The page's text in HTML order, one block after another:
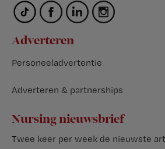
Adverteren
Personeeladvertentie
Adverteren & partnerships
Nursing nieuwsbrief
Twee keer per week de nieuwste